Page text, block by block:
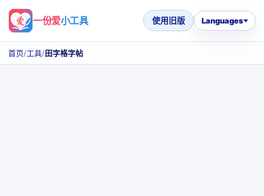
一份爱小工具 使用旧版 Languages
首页/工具/田字格字帖